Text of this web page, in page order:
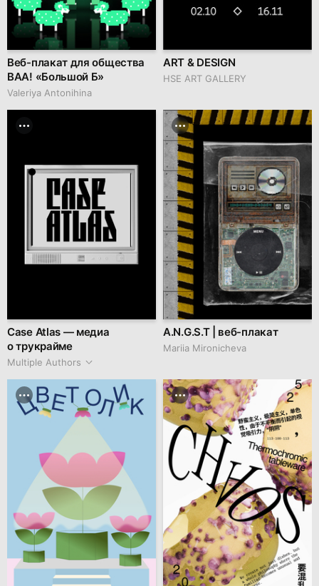
Веб-плакат для общества
BAA! «Большой Б»
Valeriya Antonihina
ART & DESIGN
HSE ART GALLERY
Case Atlas — медиа
о трукрайме
Multiple Authors
A.N.G.S.T | веб-плакат
Mariia Mironicheva